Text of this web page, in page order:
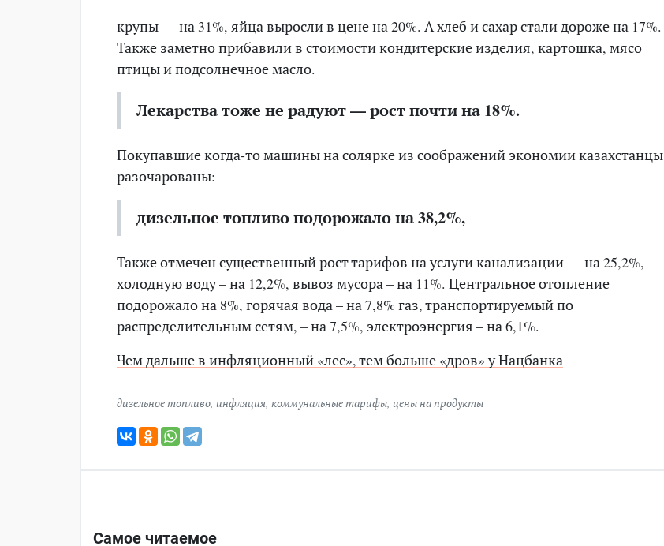
крупы — на 31%, яйца выросли в цене на 20%. А хлеб и сахар стали дороже на 17%.
Также заметно прибавили в стоимости кондитерские изделия, картошка, мясо
птицы и подсолнечное масло.
Лекарства тоже не радуют — рост почти на 18%.
Покупавшие когда-то машины на солярке из соображений экономии казахстанцы
разочарованы:
дизельное топливо подорожало на 38,2%,
Также отмечен существенный рост тарифов на услугиканализации — на 25,2%,
холодную воду – на 12,2%, вывоз мусора – на 11%. Центральное отопление
подорожало на 8%, горячая вода –на 7,8% газ, транспортируемый по
распределительным сетям, – на 7,5%, электроэнергия – на 6,1%.
Чем дальше в инфляционный «лес», тем больше «дров» у Нацбанка
дизельное топливо инфляция коммунальные тарифы цены на продукты
Самое читаемое